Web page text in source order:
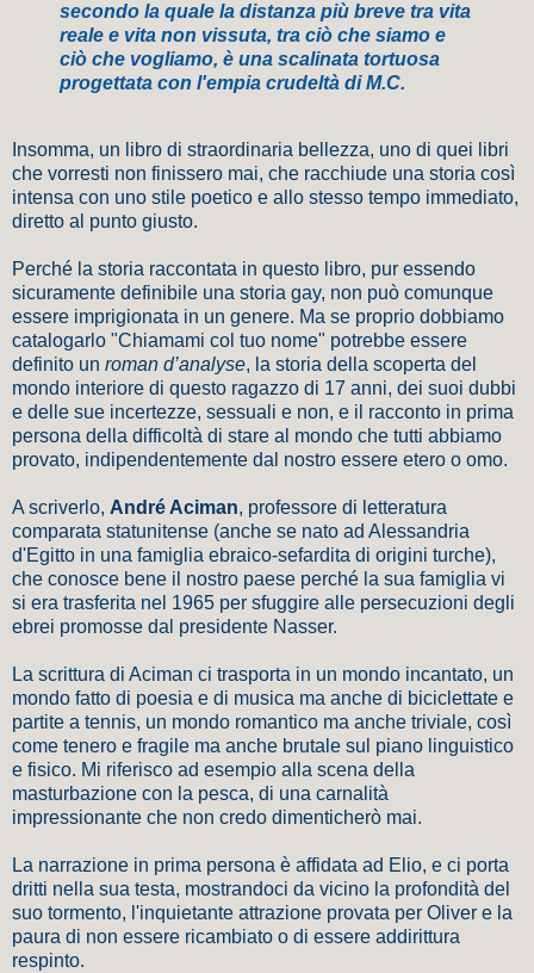
secondo la quale la distanza più breve tra vita
reale e vita non vissuta, tra ciò che siamo e
ciò che vogliamo, è una scalinata tortuosa
progettata con l'empia crudeltà di M.C.
Insomma, un libro di straordinaria bellezza, uno di quei libri
che vorresti non finissero mai, che racchiude una storia così
intensa con uno stile poetico e allo stesso tempo immediato,
diretto al punto giusto.
Perché la storia raccontata in questo libro, pur essendo
sicuramente definibile una storia gay, non può comunque
essere imprigionata in un genere. Ma se proprio dobbiamo
catalogarlo "Chiamami col tuo nome" potrebbe essere
definito un roman d’analyse, la storia della scoperta del
mondo interiore di questo ragazzo di 17 anni, dei suoi dubbi
e delle sue incertezze, sessuali e non, e il racconto in prima
persona della difficoltà di stare al mondo che tutti abbiamo
provato, indipendentemente dal nostro essere etero o omo.
A scriverlo, André Aciman, professore di letteratura
comparata statunitense (anche se nato ad Alessandria
d'Egitto in una famiglia ebraico-sefardita di origini turche),
che conosce bene il nostro paese perché la sua famiglia vi
si era trasferita nel 1965 per sfuggire alle persecuzioni degli
ebrei promosse dal presidente Nasser.
La scrittura di Aciman ci trasporta in un mondo incantato, un
mondo fatto di poesia e di musica ma anche di biciclettate e
partite a tennis, un mondo romantico ma anche triviale, così
come tenero e fragile ma anche brutale sul piano linguistico
e fisico. Mi riferisco ad esempio alla scena della
masturbazione con la pesca, di una carnalità
impressionante che non credo dimenticherò mai.
La narrazione in prima persona è affidata ad Elio, e ci porta
dritti nella sua testa, mostrandoci da vicino la profondità del
suo tormento, l'inquietante attrazione provata per Oliver e la
paura di non essere ricambiato o di essere addirittura
respinto.